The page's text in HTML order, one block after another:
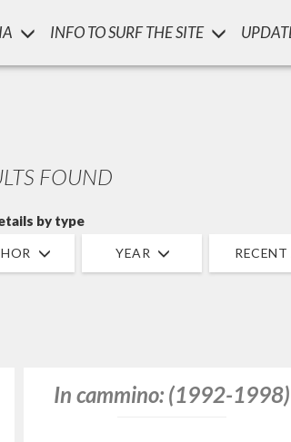
INFO TO SURF THE SITE
FOUND
by type
YEAR
In cammino: (1992-1998)